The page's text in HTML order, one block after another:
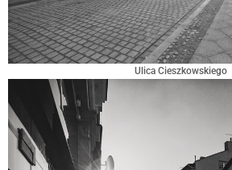
Ulica Cieszkowskiego